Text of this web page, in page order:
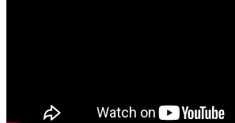
慧就可以作為將來實證般若波羅蜜智